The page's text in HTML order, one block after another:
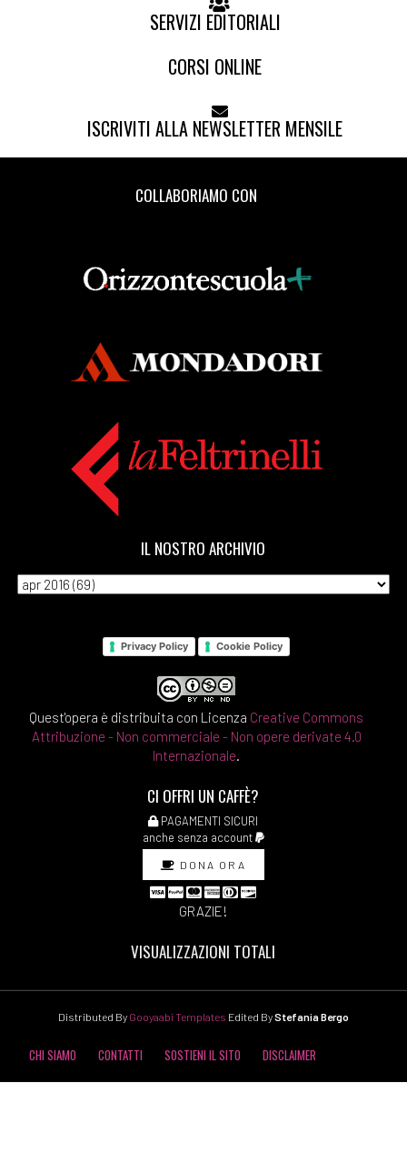
SERVIZI EDITORIALI
CORSI ONLINE
ISCRIVITI ALLA NEWSLETTER MENSILE
COLLABORIAMO CON
IL NOSTRO ARCHIVIO
Privacy Policy Cookie Policy
Quest'opera è distribuita con Licenza Creative Commons
Attribuzione - Non commerciale - Non opere derivate 4.0
Internazionale.
CI OFFRI UN CAFFÈ?
PAGAMENTI SICURI
anche senza account
DONA ORA
GRAZIE!
VISUALIZZAZIONI TOTALI
Distributed By Gooyaabi Templates Edited ByStefania Bergo
CHI SIAMO CONTATTI SOSTIENI IL SITO DISCLAIMER